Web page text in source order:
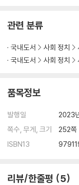
5. 잘 산다는 것은 무엇
과로사 말고 퇴사하자
운수 좋은 요즘
관련 분류
국내도서 사회 정치
국내도서
사회 정치
품목정보
발행일
2023
쪽수, 무게, 크기
252
ISBN13
리뷰/한줄평 5